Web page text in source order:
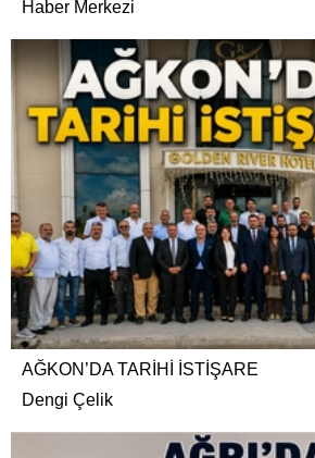
Haber Merkezi
AĞKON’DA TARİHİ İSTİŞARE
Dengi Çelik